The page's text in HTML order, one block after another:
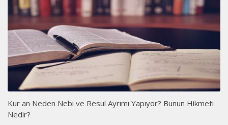
Kur an Neden Nebi ve Resul Ayrımı Yapıyor? Bunun Hikmeti
Nedir?